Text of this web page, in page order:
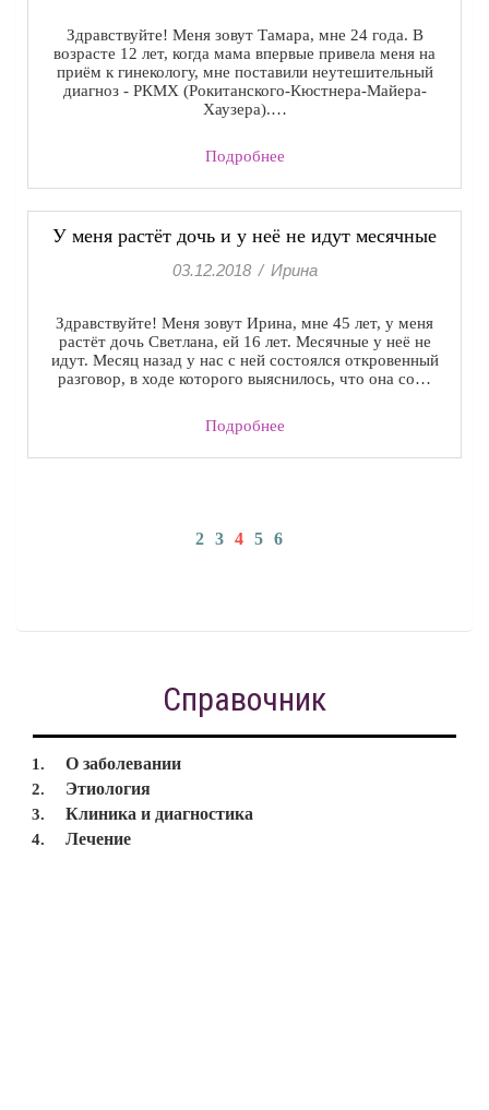
Здравствуйте! Меня зовут Тамара, мне 24 года. В
возрасте 12 лет, когда мама впервые привела меня на
приём к гинекологу, мне поставили неутешительный
диагноз - РКМХ (Рокитанского-Кюстнера-Майера-
Хаузера).…
Подробнее
У меня растёт дочь и у неё не идут месячные
03.12.2018 / Ирина
Здравствуйте! Меня зовут Ирина, мне 45 лет, у меня
растёт дочь Светлана, ей 16 лет. Месячные у неё не
идут. Месяц назад у нас с ней состоялся откровенный
разговор, в ходе которого выяснилось, что она со…
Подробнее
2 3 4 5 6
Справочник
О заболевании
Этиология
Клиника и диагностика
Лечение